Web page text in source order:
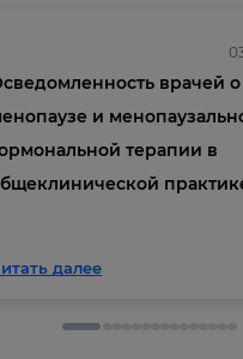
врачей о
и
терапии в
далее